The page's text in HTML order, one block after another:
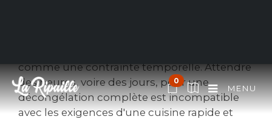
0
MENU
comme une contrainte temporelle. Attendre
des heures, voire des jours, pour une
décongélation complète est incompatible
avec les exigences d'une cuisine rapide et